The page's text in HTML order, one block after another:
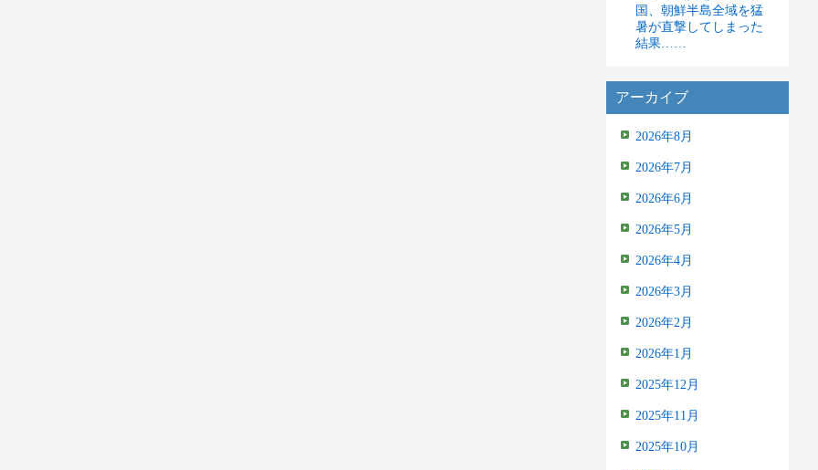
国、朝鮮半島全域を猛
暑が直撃してしまった
結果……
アーカイブ
2026年8月
2026年7月
2026年6月
2026年5月
2026年4月
2026年3月
2026年2月
2026年1月
2025年12月
2025年11月
2025年10月